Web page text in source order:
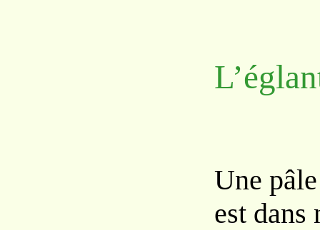
Une
est